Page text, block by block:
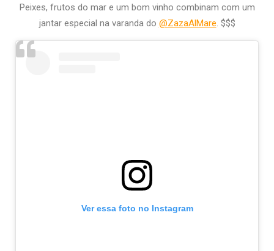
Peixes, frutos do mar e um bom vinho combinam com um
jantar especial na varanda do @ZazaAlMare. $$$
Ver essa foto no Instagram